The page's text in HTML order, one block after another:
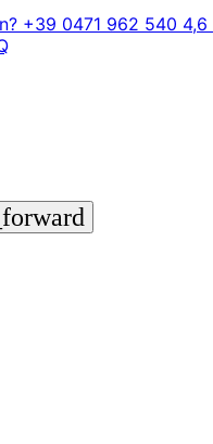
+39 0471 962 540 4,6